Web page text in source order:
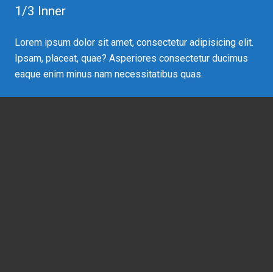
1/3 Inner
Lorem ipsum dolor sit amet, consectetur adipisicing elit.
Ipsam, placeat, quae? Asperiores consectetur ducimus
eaque enim minus nam necessitatibus quas.